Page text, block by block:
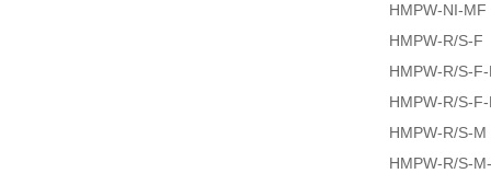
HMPW-NI-MF
HMPW-R/S-F
HMPW-R/S-
HMPW-R/S-
HMPW-R/S-M
HMPW-R/S-